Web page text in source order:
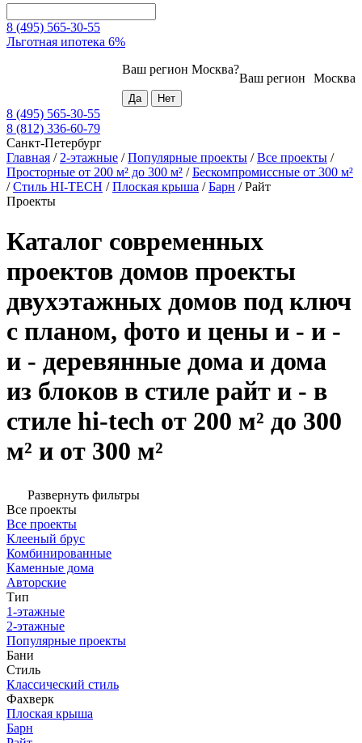
8 (495) 565-30-55
Льготная ипотека 6%
Москва
Ваш регион
Ваш регион Москва?
8 (495) 565-30-55
8 (812) 336-60-79
Санкт-Петербург
Главная / 2-этажные /Популярные проекты /Все проекты /
Просторные от 200 м² до 300 м² /Бескомпромиссные от 300 м²
/Стиль HI-TECH /Плоская крыша /Барн /Райт
Проекты
Каталог современных
проектов домов проекты
двухэтажных домов под ключ
с планом, фото и цены и - и -
и - деревянные дома и дома
из блоков в стиле райт и - в
стиле hi-tech от 200 м² до 300
м² и от 300 м²
Развернуть фильтры
Все проекты
Все проекты
Клееный брус
Комбинированные
Каменные дома
Авторские
Тип
1-этажные
2-этажные
Популярные проекты
Бани
Стиль
Классический стиль
Фахверк
Плоская крыша
Барн